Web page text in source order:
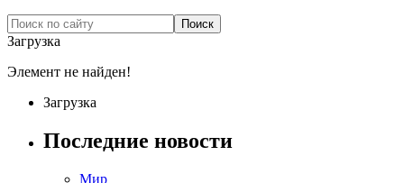
Загрузка
Элемент не найден!
Загрузка
Последние новости
Мир